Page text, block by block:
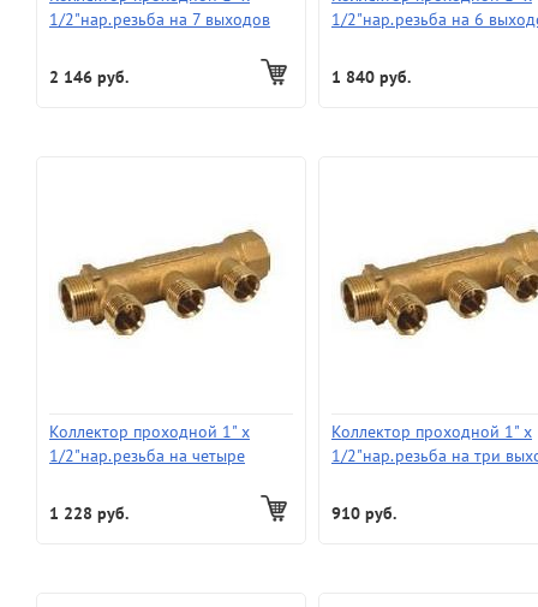
1/2"нар.резьба на 7 выходов
КРАНОВ и без ЦАНГ
2 146 руб.
1/2"нар.резьба на 6
КРАНОВ и без ЦАНГ
1 840 руб.
Коллектор проходной 1" х
1/2"нар.резьба на четыре
(470г.) без КРАНОВ и без ЦАНГ
1 228 руб.
Коллектор проходной 1" х
1/2"нар.резьба на три
КРАНОВ и без ЦАНГ
910 руб.